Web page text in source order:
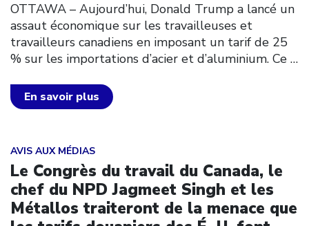
OTTAWA – Aujourd’hui, Donald Trump a lancé un
assaut économique sur les travailleuses et
travailleurs canadiens en imposant un tarif de 25
% sur les importations d’acier et d’aluminium. Ce …
En savoir plus
AVIS AUX MÉDIAS
Le Congrès du travail du Canada, le
chef du NPD Jagmeet Singh et les
Métallos traiteront de la menace que
Click to open the link